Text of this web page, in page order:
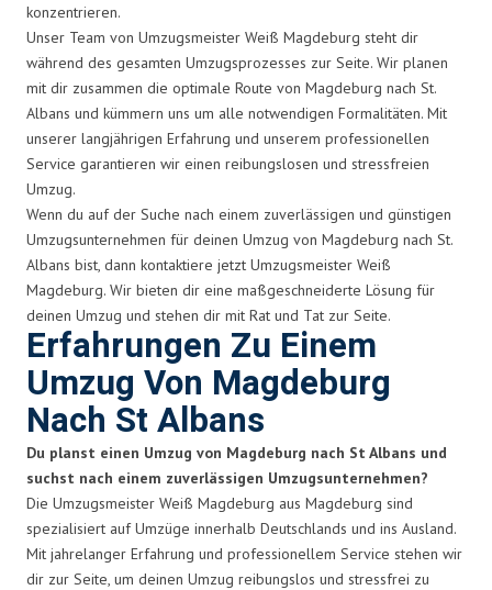
konzentrieren.
Unser Team von Umzugsmeister Weiß Magdeburg steht dir
während des gesamten Umzugsprozesses zur Seite. Wir planen
mit dir zusammen die optimale Route von Magdeburg nach St.
Albans und kümmern uns um alle notwendigen Formalitäten. Mit
unserer langjährigen Erfahrung und unserem professionellen
Service garantieren wir einen reibungslosen und stressfreien
Umzug.
Wenn du auf der Suche nach einem zuverlässigen und günstigen
Umzugsunternehmen für deinen Umzug von Magdeburg nach St.
Albans bist, dann kontaktiere jetzt Umzugsmeister Weiß
Magdeburg. Wir bieten dir eine maßgeschneiderte Lösung für
deinen Umzug und stehen dir mit Rat und Tat zur Seite.
Erfahrungen Zu Einem
Umzug Von Magdeburg
Nach St Albans
Du planst einen Umzug von Magdeburg nach St Albans und
suchst nach einem zuverlässigen Umzugsunternehmen?
Die Umzugsmeister Weiß Magdeburg aus Magdeburg sind
spezialisiert auf Umzüge innerhalb Deutschlands und ins Ausland.
Mit jahrelanger Erfahrung und professionellem Service stehen wir
dir zur Seite, um deinen Umzug reibungslos und stressfrei zu